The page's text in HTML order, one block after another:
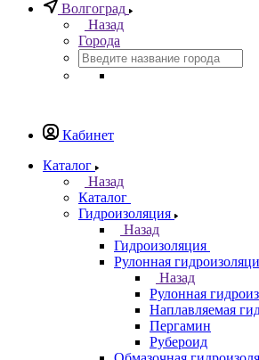
Волгоград
Назад
Города
Кабинет
Каталог
Назад
Каталог
Гидроизоляция
Назад
Гидроизоляция
Рулонная
Назад
Рулонная
Наплавляемая
Пергамин
Рубероид